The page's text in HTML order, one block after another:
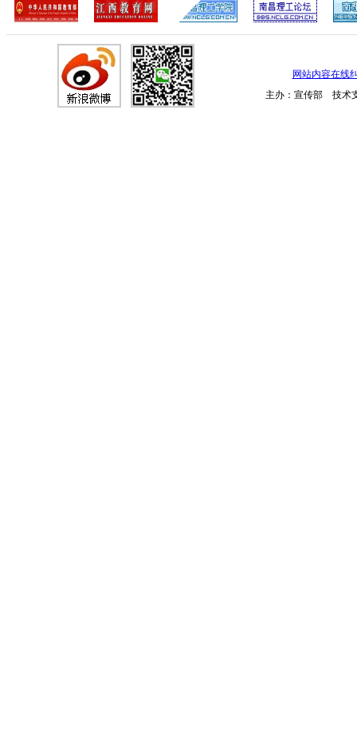
网站内容在线
主办：宣传部 技术